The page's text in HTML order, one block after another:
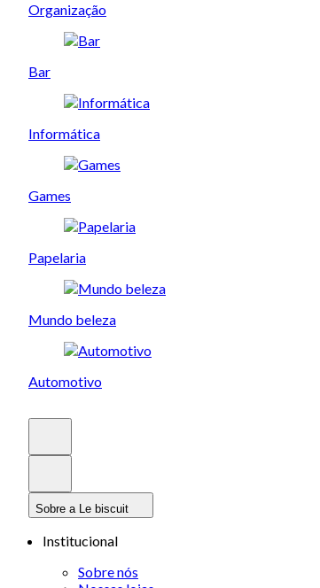
Organização
Bar
Informática
Games
Papelaria
Mundo beleza
Automotivo
Sobre a Le biscuit
Institucional
Sobre nós